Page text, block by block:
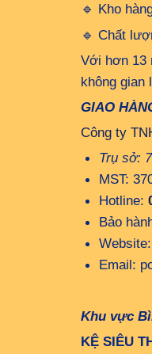
🔹 Kho
🔹 Chất
Với hơn 13
không gian
GIAO
Công ty
Trụ sở:
MST:
Hotline:
Bảo
Email:
Khu vực
KỆ SIÊU